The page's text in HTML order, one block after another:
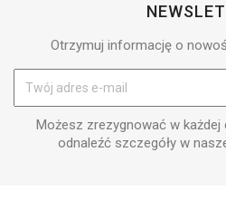
Otrzymuj informację o
Możesz zrezygnować w każdej
odnaleźć szczegóły w